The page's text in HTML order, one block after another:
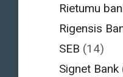
Rietumu
Rigensis
SEB (14)
Signet Bank